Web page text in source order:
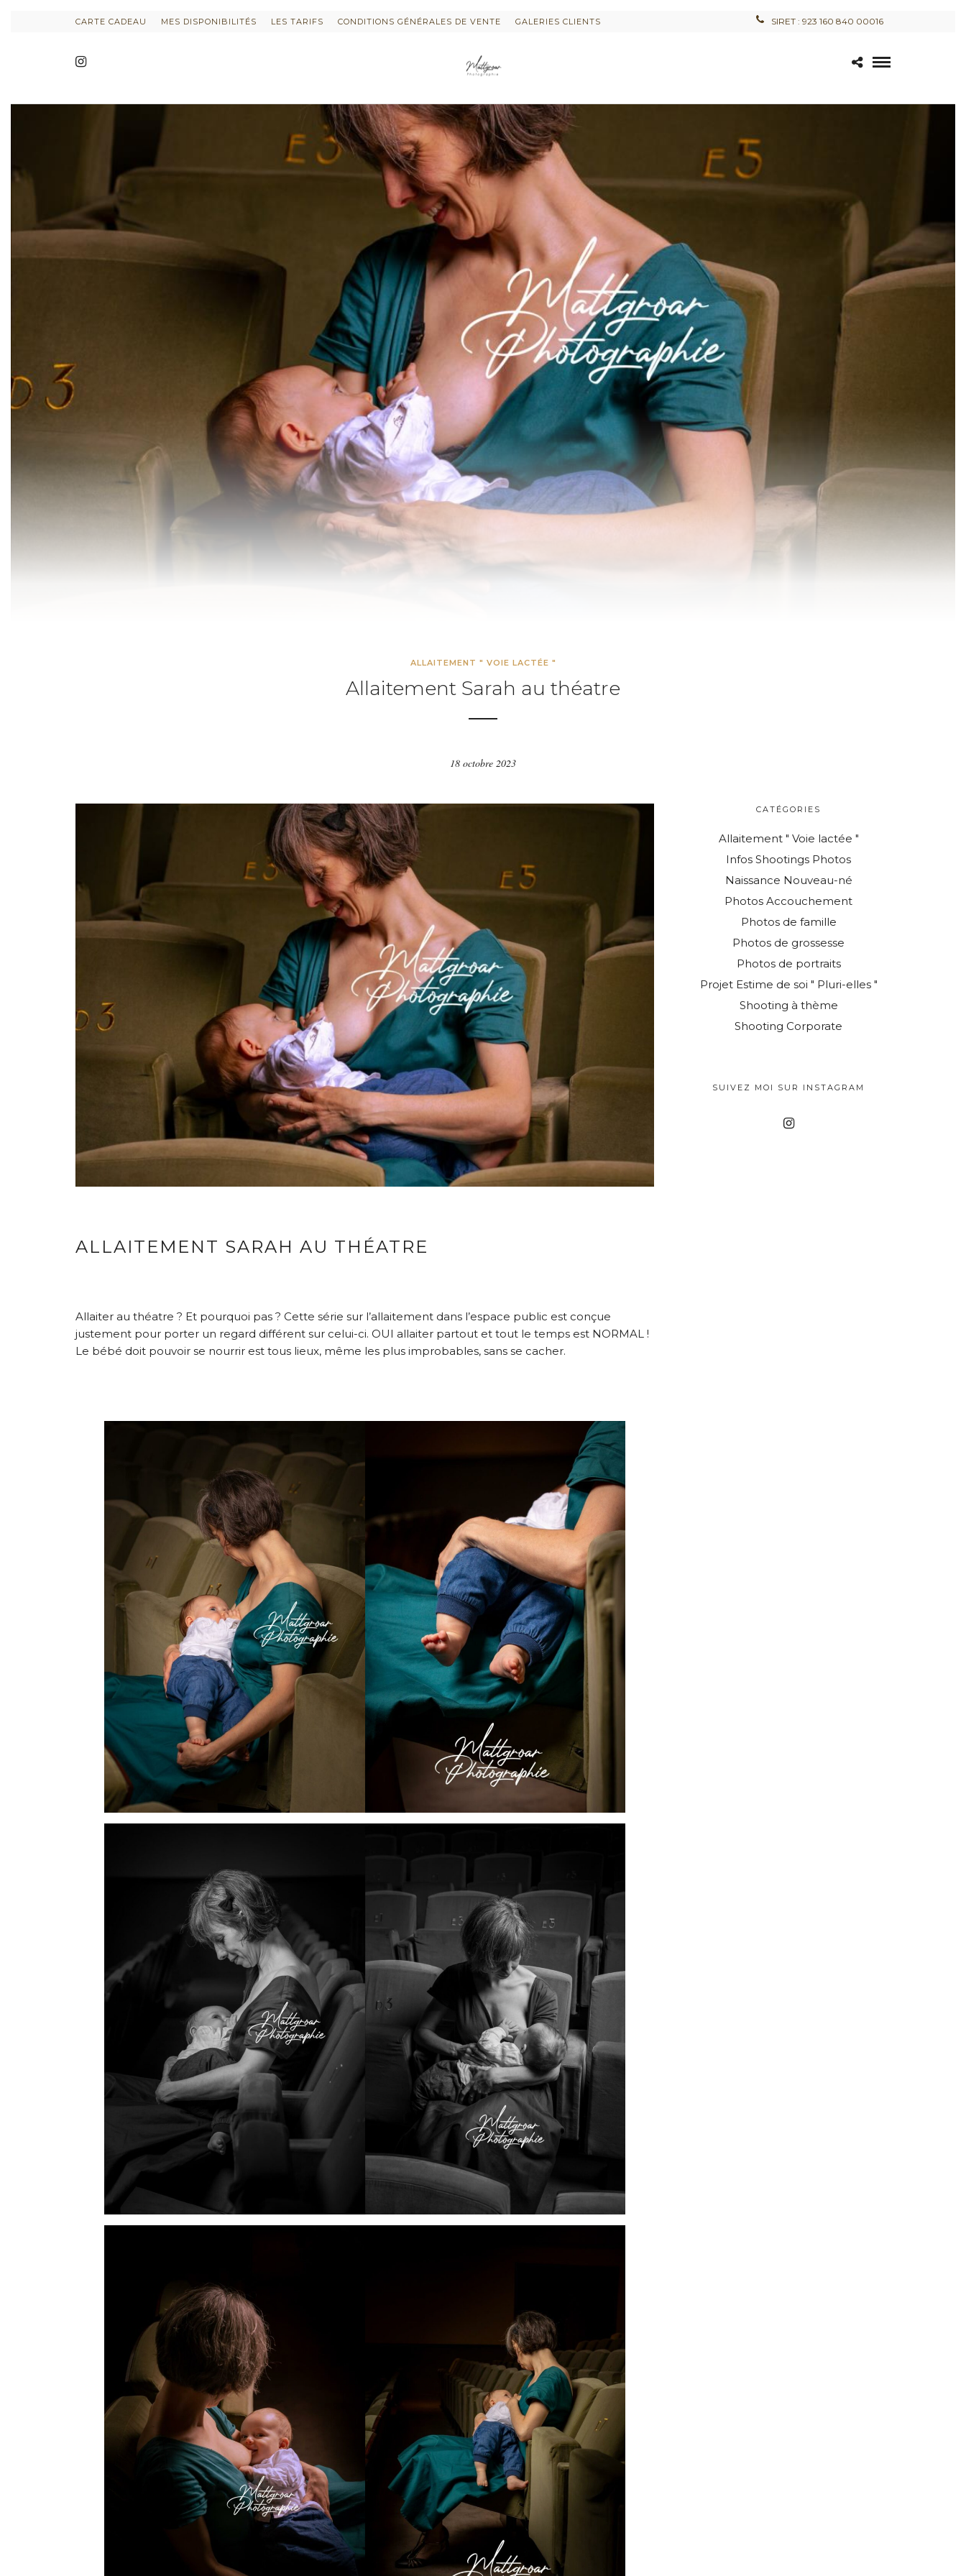
INFORMATIONS SUR LE PROJET « PLURI-ELLES » ESTIME DE SOI
INFORMATIONS SUR LES PHOTOS DE GROSSESSE
INFORMATIONS SUR LES PHOTOS D’ALLAITEMENT
INFORMATIONS SUR LES PHOTOS D’ACCOUCHEMENT
INFORMATIONS SUR LES PHOTOS NOUVEAU NE / ENFANT
INFORMATIONS SUR LES PHOTOS DE FAMILLE
CARTE CADEAU
COURS DE PHOTOGRAPHIE
QUI SUIS-JE ?
CONDITIONS GÉNÉRALES DE VENTE
SIRET : 923 160 840 00016
CARTE CADEAU MES DISPONIBILITÉS LES TARIFS CONDITIONS GÉNÉRALES DE VENTE GALERIES CLIENTS
ALLAITEMENT " VOIE LACTÉE "
Allaitement Sarah au théatre
18 octobre 2023
ALLAITEMENT SARAH AU THÉATRE
Allaiter au théatre ? Et pourquoi pas ? Cette série sur l’allaitement dans l’espace public est conçue
justement pour porter un regard différent sur celui-ci. OUI allaiter partout et tout le temps est NORMAL !
Le bébé doit pouvoir se nourrir est tous lieux, même les plus improbables, sans se cacher.
CATÉGORIES
Allaitement " Voie lactée "
Infos Shootings Photos
Naissance Nouveau-né
Photos Accouchement
Photos de famille
Photos de grossesse
Photos de portraits
Projet Estime de soi " Pluri-elles "
Shooting à thème
Shooting Corporate
SUIVEZ MOI SUR INSTAGRAM